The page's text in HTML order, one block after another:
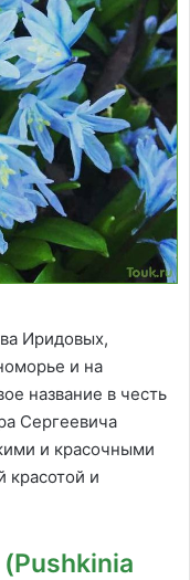
Иридовых,
и на
название в честь
Сергеевича
и красочными
красотой и